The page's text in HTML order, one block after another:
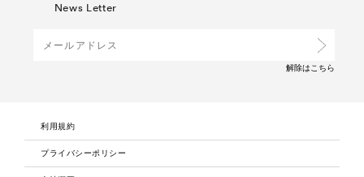
News Letter
解除は こちら
利用規約
プライバシーポリシー